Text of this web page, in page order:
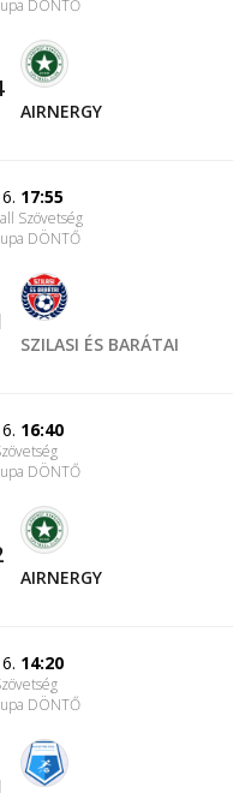
DÖNTŐ
AIRNERGY
17:55
Szövetség
DÖNTŐ
SZILASI ÉS BARÁTAI
16:40
DÖNTŐ
AIRNERGY
14:20
DÖNTŐ